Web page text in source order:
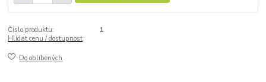
Číslo produktu:
1
Hlídat cenu / dostupnost
Do oblíbených